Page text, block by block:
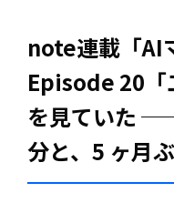
note連載「AI
Episode 20「
を見ていた
分と、5 ヶ月